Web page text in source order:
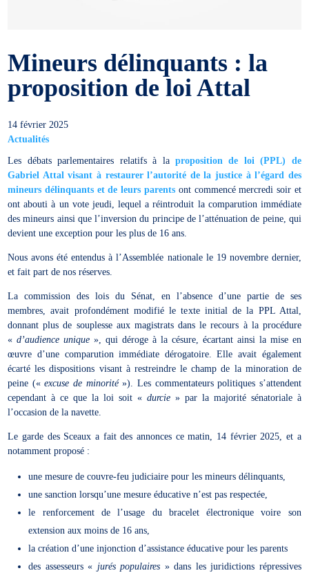
Mineurs délinquants : la
proposition de loi Attal
14 février 2025
Actualités
Les débats parlementaires relatifs à la proposition de loi (PPL) de
Gabriel Attal visant à restaurer l’autorité de la justice à l’égard des
mineurs délinquants et de leurs parents ont commencé mercredi soir et
ont abouti à un vote jeudi, lequel a réintroduit la comparution immédiate
des mineurs ainsi que l’inversion du principe de l’atténuation de peine, qui
devient une exception pour les plus de 16 ans.
Nous avons été entendus à l’Assemblée nationale le 19 novembre dernier,
et fait part de nos réserves.
La commission des lois du Sénat, en l’absence d’une partie de ses
membres, avait profondément modifié le texte initial de la PPL Attal,
donnant plus de souplesse aux magistrats dans le recours à la procédure
«d’audience unique », qui déroge à la césure, écartant ainsi la mise en
œuvre d’une comparution immédiate dérogatoire. Elle avait également
écarté les dispositions visant à restreindre le champ de la minoration de
peine («excuse de minorité»). Les commentateurs politiques s’attendent
cependant à ce que la loi soit « durcie» par la majorité sénatoriale à
l’occasion de la navette.
Le garde des Sceaux a fait des annonces ce matin, 14 février 2025, et a
notamment proposé :
une mesure de couvre-feu judiciaire pour les mineurs délinquants,
une sanction lorsqu’une mesure éducative n’est pas respectée,
le renforcement de l’usage du bracelet électronique voire son
extension aux moins de 16 ans,
la création d’une injonction d’assistance éducative pour les parents
des assesseurs « jurés populaires » dans les juridictions répressives